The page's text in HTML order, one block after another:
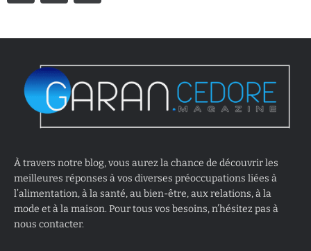
À travers notre blog, vous aurez la chance de découvrir les
meilleures réponses à vos diverses préoccupations liées à
l’alimentation, à la santé, au bien-être, aux relations, à la
mode et à la maison. Pour tous vos besoins, n’hésitez pas à
nous contacter.